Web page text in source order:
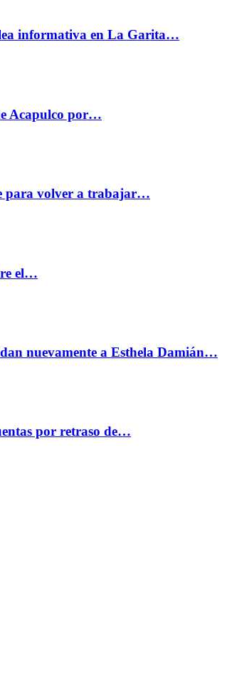
informativa en La Garita…
Acapulco por…
para volver a trabajar…
el…
nuevamente a Esthela Damián…
por retraso de…